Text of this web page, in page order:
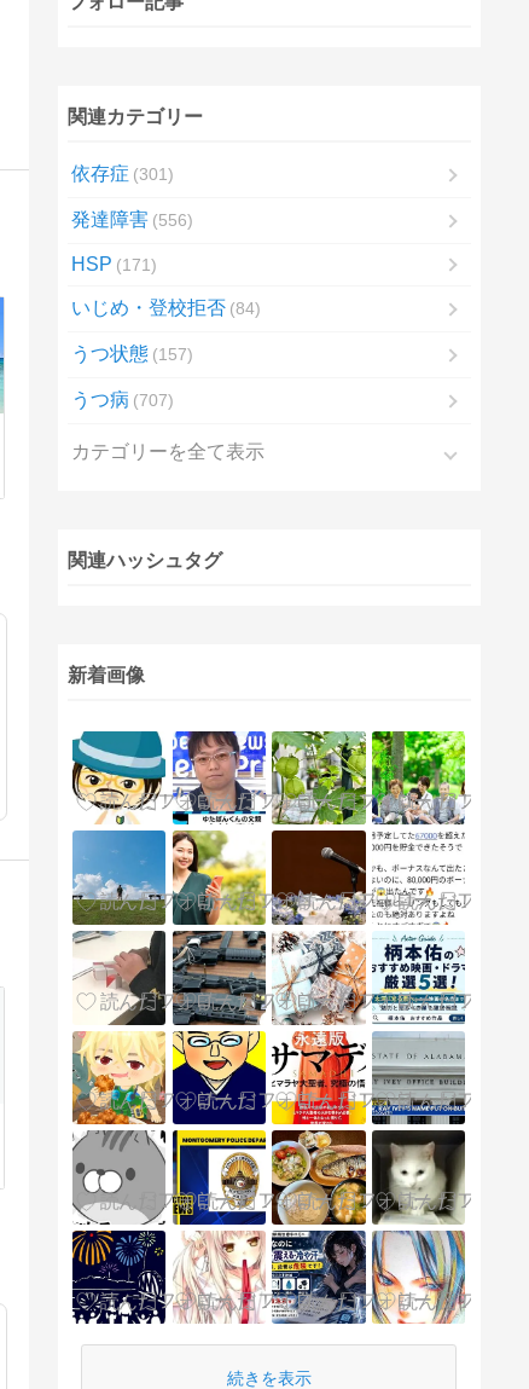
関連カテゴリー
依存症 301
発達障害 556
HSP 171
いじめ・登校拒否 84
うつ状態 157
うつ病 707
カテゴリーを全て表示
関連ハッシュタグ
新着画像
続きを表示